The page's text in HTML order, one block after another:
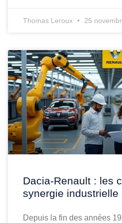
Thomas Leroux 25
Dacia-Renault : les
synergie industrielle
Depuis la fin des années